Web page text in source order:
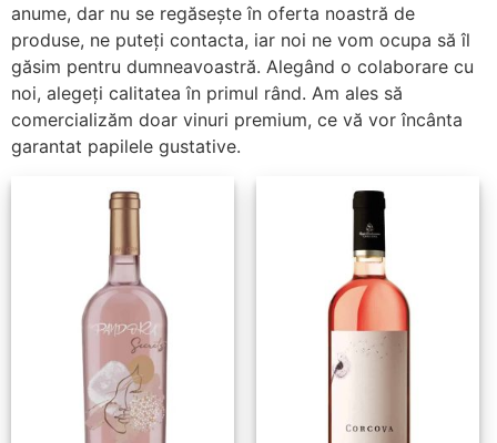
anume, dar nu se regăsește în oferta noastră de
produse, ne puteți contacta, iar noi ne vom ocupa să îl
găsim pentru dumneavoastră. Alegând o colaborare cu
noi, alegeți calitatea în primul rând. Am ales să
comercializăm doar vinuri premium, ce vă vor încânta
garantat papilele gustative.